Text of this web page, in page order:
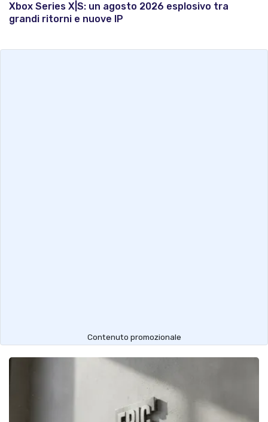
Xbox Series X|S: un agosto 2026 esplosivo tra
grandi ritorni e nuove IP
Contenuto promozionale